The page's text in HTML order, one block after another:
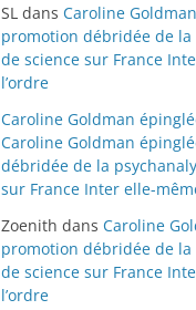
SL dans Caroline
promotion débridée de la
de science sur France
l’ordre
Caroline Goldman
Caroline Goldman
débridée de la
sur France Inter elle-
Zoenith dans Caroline
promotion débridée de la
de science sur France
l’ordre